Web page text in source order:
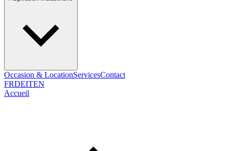
Occasion & LocationServicesContact
FRDEITEN
Accueil